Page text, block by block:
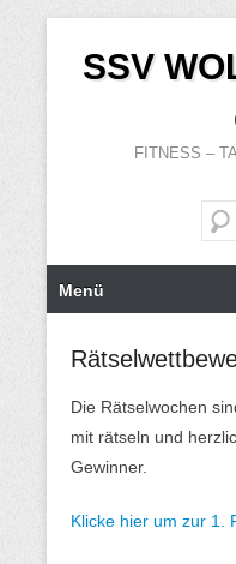
InhaltSSV
FITNESS –
Menü
Die Rätselwochen
mit rätseln und
Gewinner.
Klicke hier um zur 1.